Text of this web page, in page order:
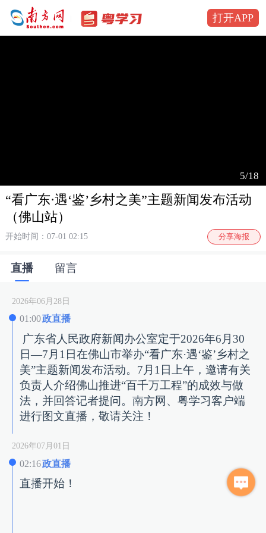
打开APP
5/18
“看广东·遇‘鉴’乡村之美”主题新闻发布活动
（佛山站）
开始时间：07-01 02:15 分享海报
直播 留言
2026年06月28日
01:00政直播
广东省人民政府新闻办公室定于2026年6月30
日—7月1日在佛山市举办“看广东·遇‘鉴’乡村之
美”主题新闻发布活动。7月1日上午，邀请有关
负责人介绍佛山推进“百千万工程”的成效与做
法，并回答记者提问。南方网、粤学习客户端
进行图文直播，敬请关注！
2026年07月01日
02:16政直播
直播开始！